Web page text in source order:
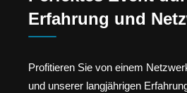
Erfahrung und
Profitieren Sie von einem
und unserer langjährigen